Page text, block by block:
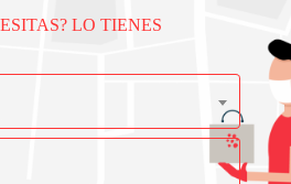
LO TIENES